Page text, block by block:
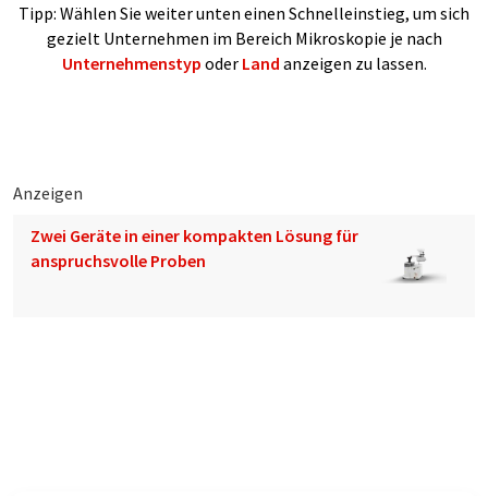
Tipp: Wählen Sie weiter unten einen Schnelleinstieg, um sich
gezielt Unternehmen im Bereich Mikroskopie je nach
Unternehmenstyp oder Land anzeigen zu lassen.
Anzeigen
Zwei Geräte in einer kompakten Lösung für
anspruchsvolle Proben